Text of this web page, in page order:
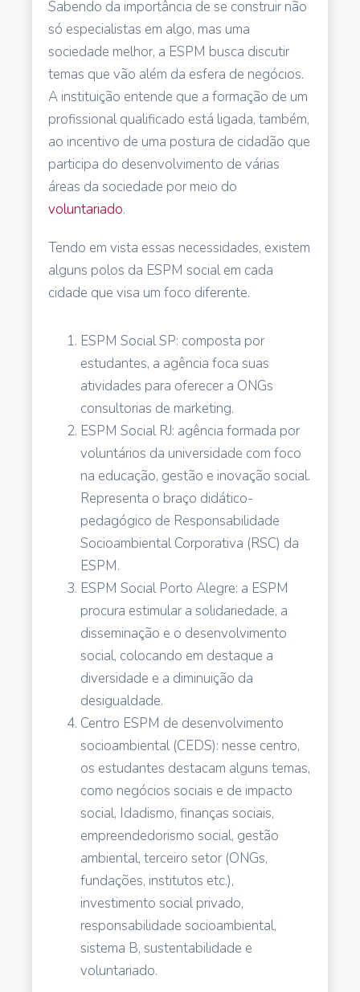
Sabendo da importância de se construir não
só especialistas em algo, mas uma
sociedade melhor, a ESPM busca discutir
temas que vão além da esfera de negócios.
A instituição entende que a formação de um
profissional qualificado está ligada, também,
ao incentivo de uma postura de cidadão que
participa do desenvolvimento de várias
áreas da sociedade por meio do
voluntariado.
Tendo em vista essas necessidades, existem
alguns polos da ESPM social em cada
cidade que visa um foco diferente.
ESPM Social SP: composta por
estudantes, a agência foca suas
atividades para oferecer a ONGs
consultorias de marketing.
ESPM Social RJ: agência formada por
voluntários da universidade com foco
na educação, gestão e inovação social.
Representa o braço didático-
pedagógico de Responsabilidade
Socioambiental Corporativa (RSC) da
ESPM.
ESPM Social Porto Alegre: a ESPM
procura estimular a solidariedade, a
disseminação e o desenvolvimento
social, colocando em destaque a
diversidade e a diminuição da
desigualdade.
Centro ESPM de desenvolvimento
socioambiental (CEDS): nesse centro,
os estudantes destacam alguns temas,
como negócios sociais e de impacto
social, Idadismo, finanças sociais,
empreendedorismo social, gestão
ambiental, terceiro setor (ONGs,
fundações, institutos etc.),
investimento social privado,
responsabilidade socioambiental,
sistema B, sustentabilidade e
voluntariado.